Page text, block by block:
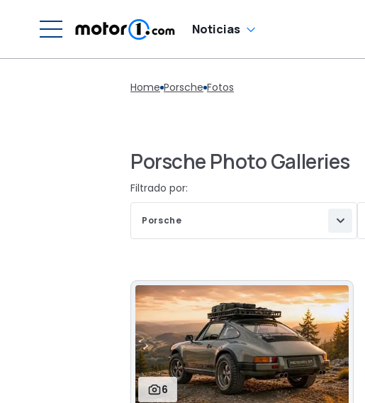
Noticias
Home Porsche Fotos
Porsche Photo Galleries
Filtrado por:
Porsche
6